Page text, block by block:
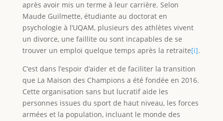
après avoir mis un terme à leur carrière. Selon
Maude Guilmette, étudiante au doctorat en
psychologie à l’UQAM, plusieurs des athlètes vivent
un divorce, une faillite ou sont incapables de se
trouver un emploi quelque temps après la retraite[i].
C’est dans l’espoir d’aider et de faciliter la transition
que La Maison des Champions a été fondée en 2016.
Cette organisation sans but lucratif aide les
personnes issues du sport de haut niveau, les forces
armées et la population, incluant le monde des